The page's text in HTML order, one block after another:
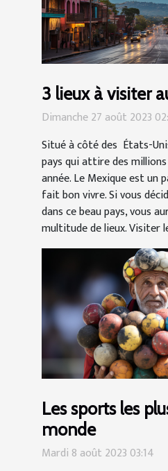
3 lieux à visiter
Dimanche 27 août 2023
Situé à côté des États-
pays qui attire des
année. Le Mexique est un
fait bon vivre. Si vous
dans ce beau pays, vous
multitude de lieux. Visiter
Les sports les
monde
Mardi 8 août 2023 03:14